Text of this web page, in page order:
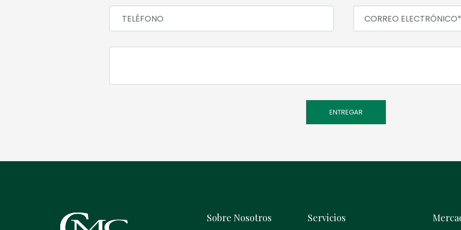
Sobre Nosotros Servicios